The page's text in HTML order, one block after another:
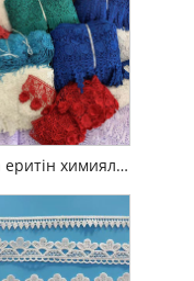
Суда еритін химиялық полиэстерден жасалған шілтер